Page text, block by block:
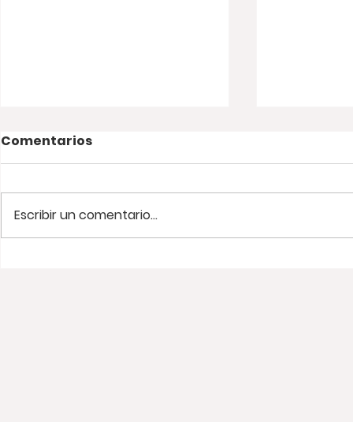
Comentarios
Escribir un comentario...